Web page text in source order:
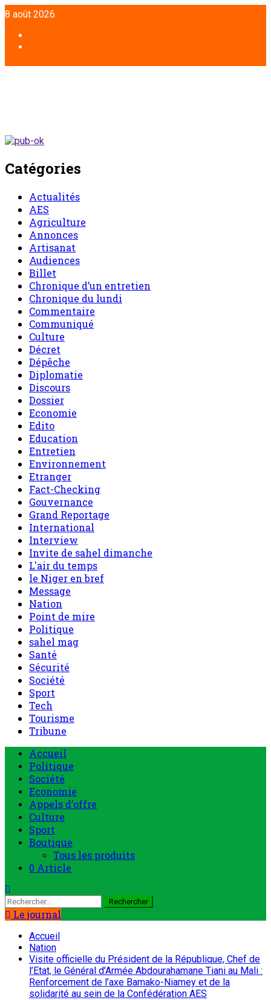
Aller
au
contenu
8 août 2026
Catégories
Actualités
AES
Agriculture
Annonces
Artisanat
Audiences
Billet
Chronique d’un entretien
Chronique du lundi
Commentaire
Communiqué
Culture
Décret
Dépêche
Diplomatie
Discours
Dossier
Economie
Edito
Education
Entretien
Environnement
Etranger
Fact-Checking
Gouvernance
Grand Reportage
International
Interview
Invite de sahel dimanche
L'air du temps
le Niger en bref
Message
Nation
Point de mire
Politique
sahel mag
Santé
Sécurité
Société
Sport
Tech
Tourisme
Tribune
Menu
principal
Accueil
Politique
Société
Economie
Appels d’offre
Culture
Sport
Boutique
Tous les produits
0 Article
Rechercher :
Le journal
Accueil
Nation
Visite officielle du Président de la République, Chef de
l’Etat, le Général d’Armée Abdourahamane Tiani au Mali :
Renforcement de l’axe Bamako-Niamey et de la
solidarité au sein de la Confédération AES